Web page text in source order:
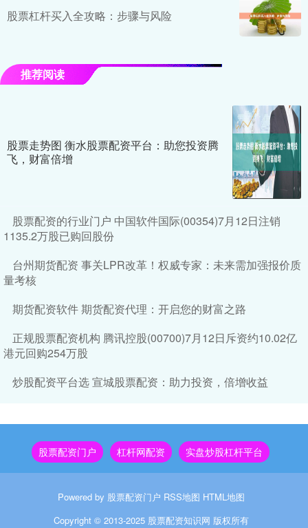
股票杠杆买入全攻略：步骤与风险
推荐阅读
股票走势图 衡水股票配资平台：助您投资腾
飞，财富倍增
股票配资的行业门户 中国软件国际(00354)7月12日注销
1135.2万股已购回股份
台州期货配资 事关LPR改革！权威专家：未来需加强报价质
量考核
期货配资软件 期货配资代理：开启您的财富之路
正规股票配资机构 腾讯控股(00700)7月12日斥资约10.02亿
港元回购254万股
炒股配资平台选 宣城股票配资：助力投资，倍增收益
股票配资门户 杠杆网配资 实盘炒股杠杆平台
Powered by 股票配资门户 RSS地图 HTML地图
Copyright © 2013-2025 股票配资知识网 版权所有